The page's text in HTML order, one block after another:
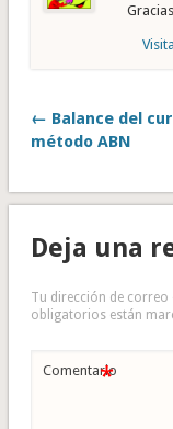
← Balance del
método ABN
Deja una
Tu dirección de
obligatorios están
Comentario
*